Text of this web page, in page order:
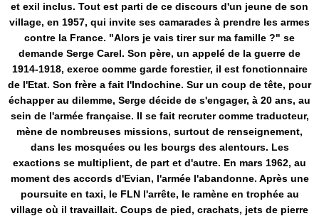
et exil inclus. Tout est parti de ce discours d'un jeune de son
village, en 1957, qui invite ses camarades à prendre les armes
contre la France. "Alors je vais tirer sur ma famille ?" se
demande Serge Carel. Son père, un appelé de la guerre de
1914-1918, exerce comme garde forestier, il est fonctionnaire
de l'Etat. Son frère a fait l'Indochine. Sur un coup de tête, pour
échapper au dilemme, Serge décide de s'engager, à 20 ans, au
sein de l'armée française. Il se fait recruter comme traducteur,
mène de nombreuses missions, surtout de renseignement,
dans les mosquées ou les bourgs des alentours. Les
exactions se multiplient, de part et d'autre. En mars 1962, au
moment des accords d'Evian, l'armée l'abandonne. Après une
poursuite en taxi, le FLN l'arrête, le ramène en trophée au
village où il travaillait. Coups de pied, crachats, jets de pierre